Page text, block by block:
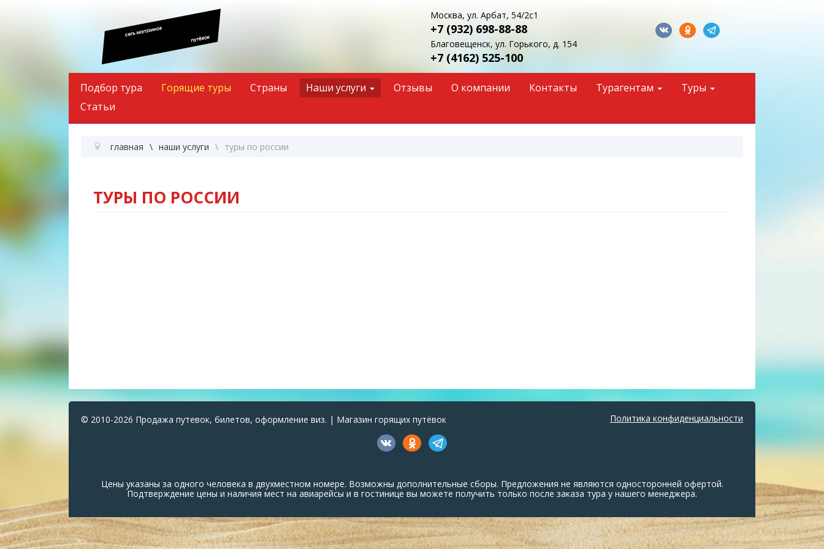
Москва, ул. Арбат, 54/2с1
+7 (932) 698-88-88
Благовещенск, ул. Горького, д. 154
+7 (4162) 525-100
Подбор тура Горящие туры Страны Наши услуги Отзывы О компании Контакты Турагентам
Туры
Статьи
главная наши услуги туры по россии
ТУРЫ ПО РОССИИ
© 2010-2026 Продажа путевок, билетов, оформление виз. | Магазин горящих путёвок Политика конфиденциальности
Цены указаны за одного человека в двухместном номере. Возможны дополнительные сборы. Предложения не являются односторонней офертой.
Подтверждение цены и наличия мест на авиарейсы и в гостинице вы можете получить только после заказа тура у нашего менеджера.